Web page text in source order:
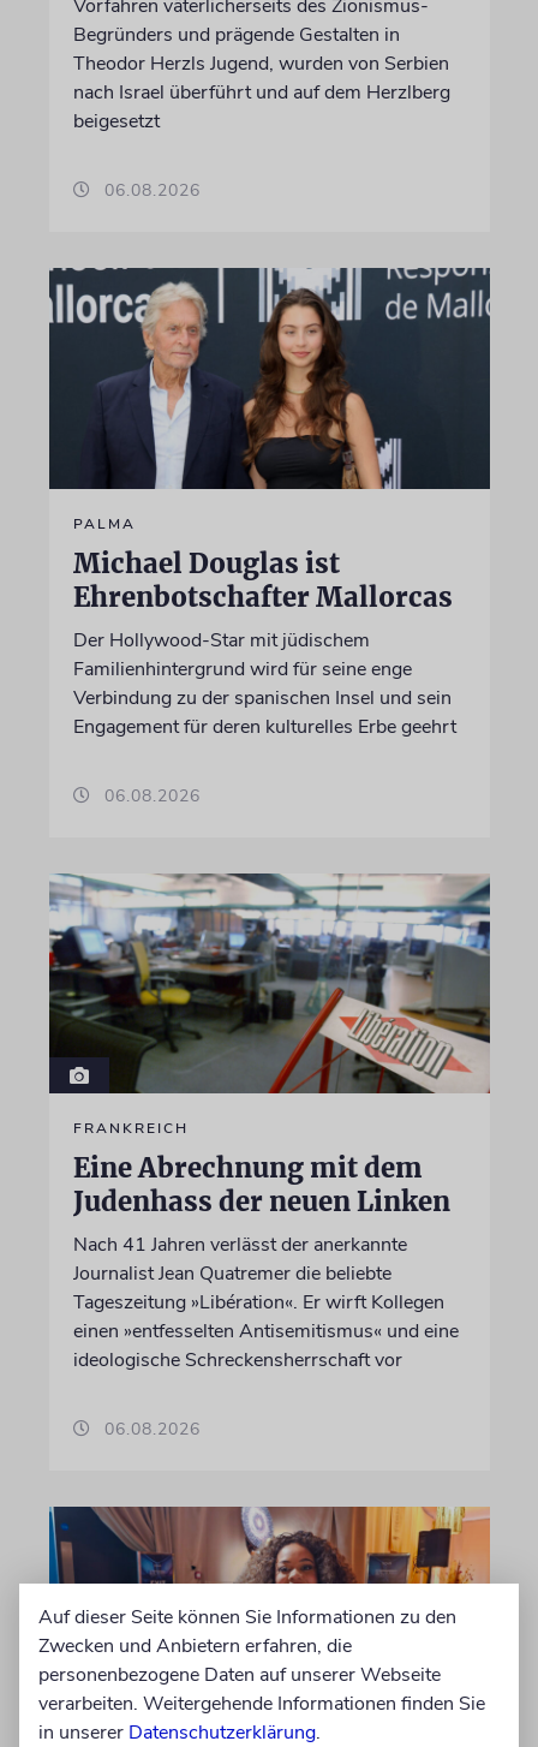
Vorfahren väterlicherseits des Zionismus-
Begründers und prägende Gestalten in
Theodor Herzls Jugend, wurden von Serbien
nach Israel überführt und auf dem Herzlberg
beigesetzt
06.08.2026
PALMA
Michael Douglas ist
Ehrenbotschafter Mallorcas
Der Hollywood-Star mit jüdischem
Familienhintergrund wird für seine enge
Verbindung zu der spanischen Insel und sein
Engagement für deren kulturelles Erbe geehrt
06.08.2026
FRANKREICH
Eine Abrechnung mit dem
Judenhass der neuen Linken
Nach 41 Jahren verlässt der anerkannte
Journalist Jean Quatremer die beliebte
Tageszeitung »Libération«. Er wirft Kollegen
einen »entfesselten Antisemitismus« und eine
ideologische Schreckensherrschaft vor
06.08.2026
Auf dieser Seite können Sie Informationen zu den
Zwecken und Anbietern erfahren, die
personenbezogene Daten auf unserer Webseite
verarbeiten. Weitergehende Informationen finden Sie
in unserer Datenschutzerklärung.